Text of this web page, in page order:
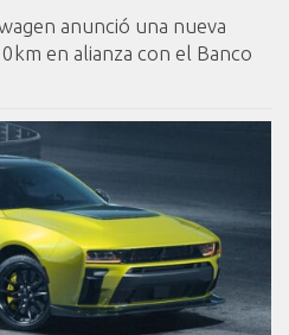
anunció una nueva
en alianza con el Banco